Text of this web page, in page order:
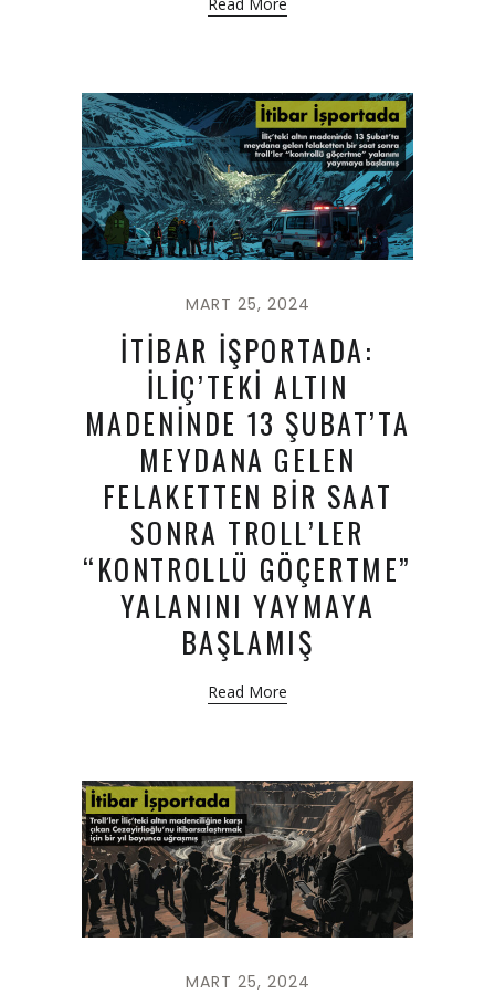
MART 25, 2024
İTİBAR İŞPORTADA:
İLİÇ’TEKİ ALTIN
MADENİNDE 13 ŞUBAT’TA
MEYDANA GELEN
FELAKETTEN BİR SAAT
SONRA TROLL’LER
“KONTROLLÜ GÖÇERTME”
YALANINI YAYMAYA
BAŞLAMIŞ
Read More
MART 25, 2024